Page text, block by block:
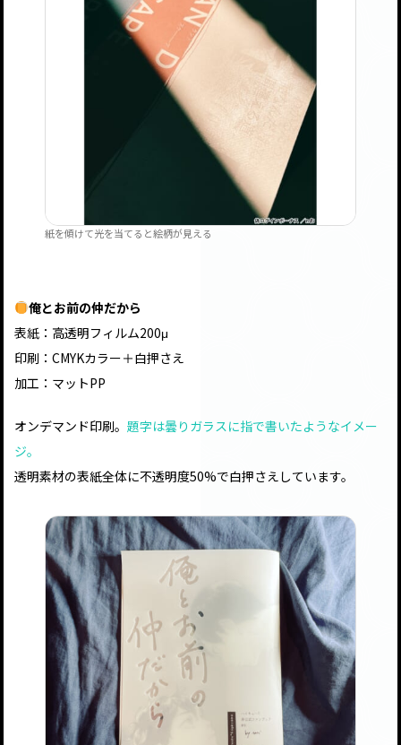
紙を傾けて光を当てると絵柄が見える
俺とお前の仲だから
表紙：高透明フィルム200μ
印刷：CMYKカラー＋白押さえ
加工：マットPP
オンデマンド印刷。 題字は曇りガラスに指で書いたようなイメー
ジ。
透明素材の表紙全体に不透明度50%で白押さえしています。